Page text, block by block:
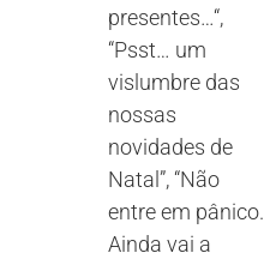
presentes…“,
“Psst… um
vislumbre das
nossas
novidades de
Natal”, “Não
entre em pânico.
Ainda vai a